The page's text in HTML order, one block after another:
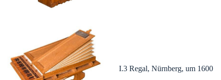
I.3 Regal, Nürnberg, um 1600